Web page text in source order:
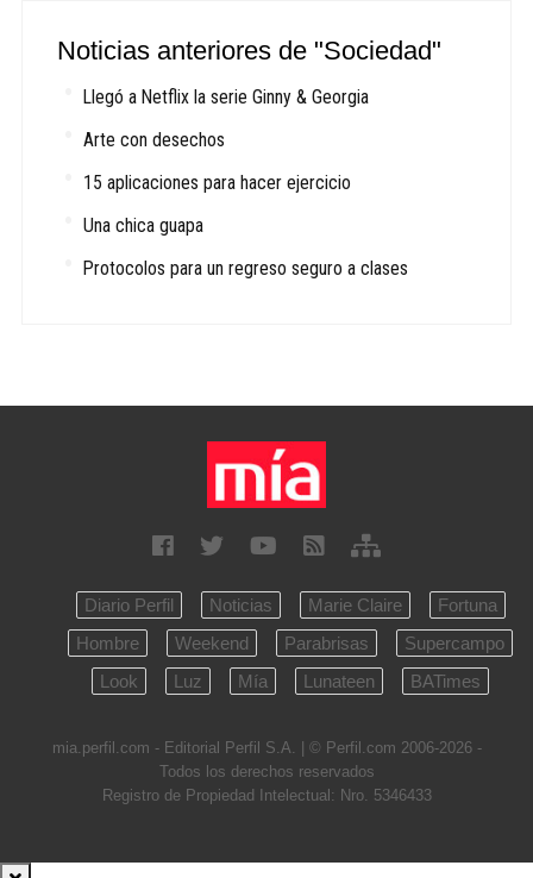
Noticias anteriores de "Sociedad"
Llegó a Netflix la serie Ginny & Georgia
Arte con desechos
15 aplicaciones para hacer ejercicio
Una chica guapa
Protocolos para un regreso seguro a clases
Diario Perfil Noticias Marie Claire
Fortuna
Hombre
Weekend Parabrisas
Supercampo
Look
Luz Mía Lunateen BATimes
mia.perfil.com - Editorial Perfil S.A.
| © Perfil.com 2006-2026 -
Todos los derechos reservados
Registro de Propiedad Intelectual: Nro. 5346433